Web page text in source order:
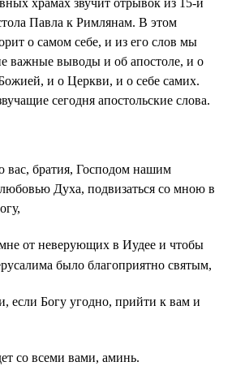
Павла к Римлянам. В этом
о самом себе, и из его слов мы
важные выводы и об апостоле, и о
и о Церкви, и о себе самих.
сегодня апостольские слова.
братия, Господом нашим
Духа, подвизаться со мною в
от неверующих в Иудее и чтобы
было благоприятно святым,
если Богу угодно, прийти к вам и
со всеми вами, аминь.